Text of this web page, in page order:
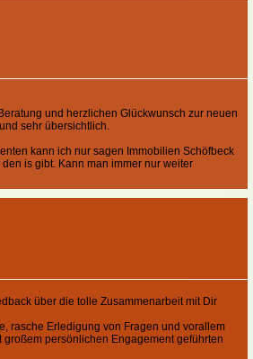
und herzlichen Glückwunsch zur neuen
sehr übersichtlich.
kann ich nur sagen Immobilien Schöfbeck
is gibt. Kann man immer nur weiter
über die tolle Zusammenarbeit mit Dir
rasche Erledigung von Fragen und vorallem
persönlichen Engagement geführten